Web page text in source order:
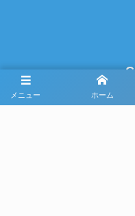
メニュー ホーム
給排水・衛生・